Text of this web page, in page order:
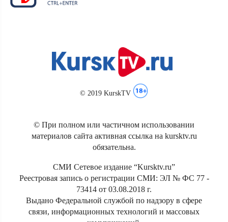
© 2019 KurskTV
© При полном или частичном использовании
материалов сайта активная ссылка на kursktv.ru
обязательна.
СМИ Сетевое издание “Kursktv.ru”
Реестровая запись о регистрации СМИ: ЭЛ № ФС 77 -
73414 от 03.08.2018 г.
Выдано Федеральной службой по надзору в сфере
связи, информационных технологий и массовых